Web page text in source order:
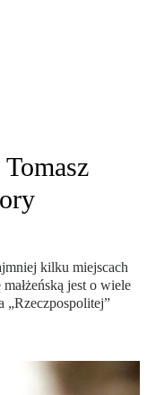
kilku miejscach
jest o wiele
„Rzeczpospolitej”